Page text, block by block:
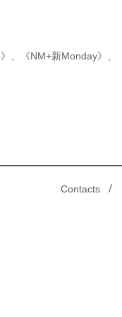
、 《NM+新Monday》 、
Contacts /